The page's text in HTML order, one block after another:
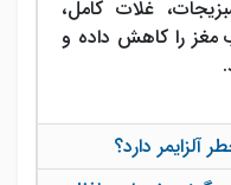
غلات کامل،
مغز را کاهش داده و
دارد؟